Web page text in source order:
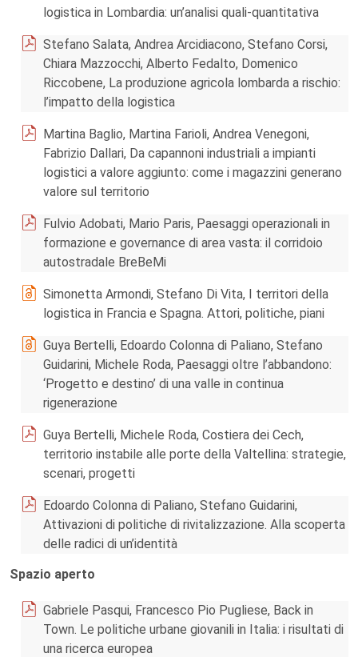
logistica in Lombardia: un’analisi quali-quantitativa
Stefano Salata, Andrea Arcidiacono, Stefano Corsi,
Chiara Mazzocchi, Alberto Fedalto, Domenico
Riccobene, La produzione agricola lombarda a rischio:
l’impatto della logistica
Martina Baglio, Martina Farioli, Andrea Venegoni,
Fabrizio Dallari, Da capannoni industriali a impianti
logistici a valore aggiunto: come i magazzini generano
valore sul territorio
Fulvio Adobati, Mario Paris, Paesaggi operazionali in
formazione e governance di area vasta: il corridoio
autostradale BreBeMi
Simonetta Armondi, Stefano Di Vita, I territori della
logistica in Francia e Spagna. Attori, politiche, piani
Guya Bertelli, Edoardo Colonna di Paliano, Stefano
Guidarini, Michele Roda, Paesaggi oltre l’abbandono:
‘Progetto e destino’ di una valle in continua
rigenerazione
Guya Bertelli, Michele Roda, Costiera dei Cech,
territorio instabile alle porte della Valtellina: strategie,
scenari, progetti
Edoardo Colonna di Paliano, Stefano Guidarini,
Attivazioni di politiche di rivitalizzazione. Alla scoperta
delle radici di un’identità
Spazio aperto
Gabriele Pasqui, Francesco Pio Pugliese, Back in
Town. Le politiche urbane giovanili in Italia: i risultati di
una ricerca europea